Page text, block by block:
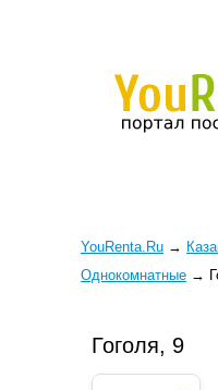
YouRenta.Ru →
Однокомнатные →
Гоголя, 9